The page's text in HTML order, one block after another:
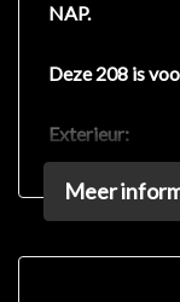
NAP.
Deze 208 is
Exterieur:
- Buitensp.
-
- Kleur
Meer